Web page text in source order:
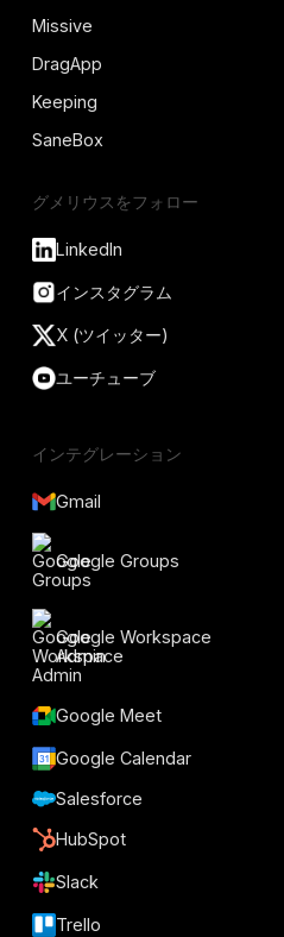
Missive
DragApp
Keeping
SaneBox
グメリウスをフォロー
LinkedIn
インスタグラム
X (ツイッター)
ユーチューブ
インテグレーション
Gmail
Google Groups
Google Workspace
Admin
Google Meet
Google Calendar
Salesforce
HubSpot
Slack
Trello